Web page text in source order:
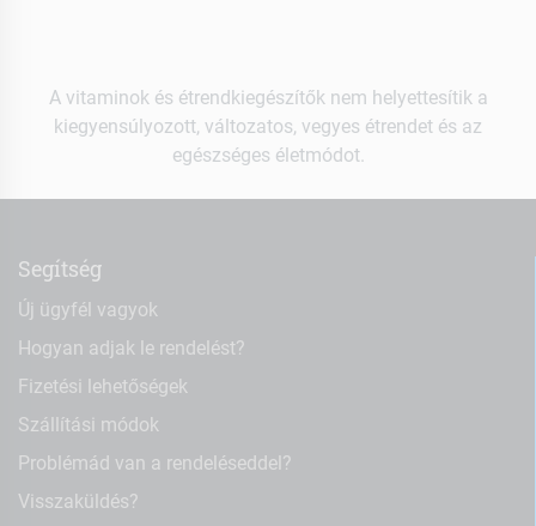
A vitaminok és étrendkiegészítők nem helyettesítik a
kiegyensúlyozott, változatos, vegyes étrendet és az
egészséges életmódot.
Segítség
Új ügyfél vagyok
Hogyan adjak le rendelést?
Fizetési lehetőségek
Szállítási módok
Problémád van a rendeléseddel?
Visszaküldés?